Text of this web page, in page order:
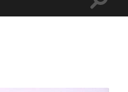
Toggle